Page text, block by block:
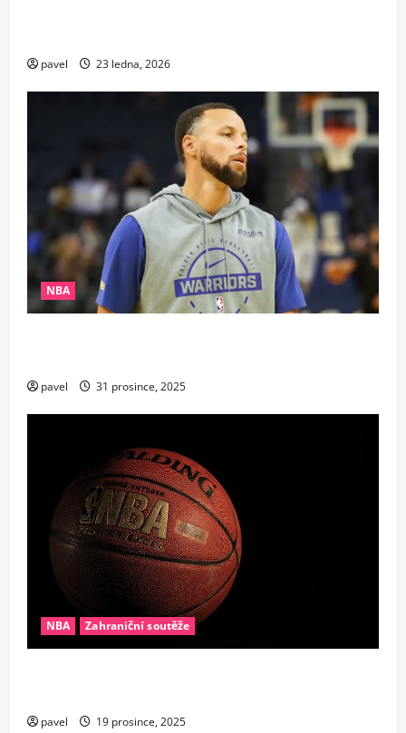
pavel 23 ledna, 2026
NBA
pavel 31 prosince, 2025
NBA Zahraniční soutěže
pavel 19 prosince, 2025